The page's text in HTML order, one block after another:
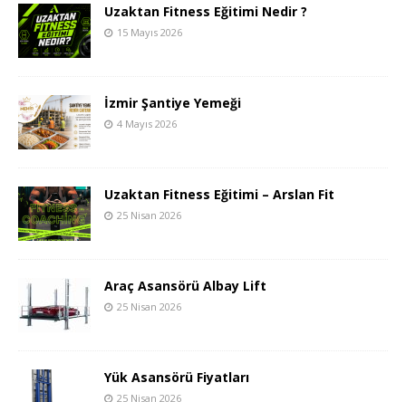
Uzaktan Fitness Eğitimi Nedir ?
15 Mayıs 2026
İzmir Şantiye Yemeği
4 Mayıs 2026
Uzaktan Fitness Eğitimi – Arslan Fit
25 Nisan 2026
Araç Asansörü Albay Lift
25 Nisan 2026
Yük Asansörü Fiyatları
25 Nisan 2026